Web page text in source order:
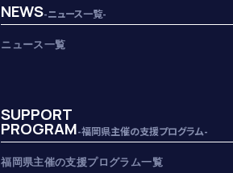
NEWS-ニュース一覧-
ニュース一覧
SUPPORT
PROGRAM-福岡県主催の支援プログラム-
福岡県主催の支援プログラム一覧